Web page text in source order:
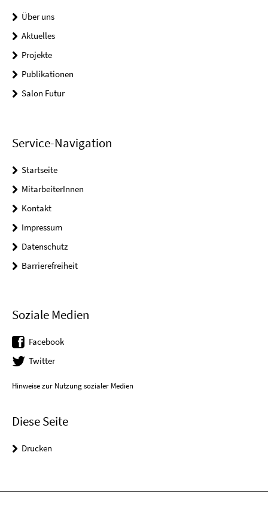
Über uns
Aktuelles
Projekte
Publikationen
Salon Futur
Service-Navigation
Startseite
MitarbeiterInnen
Kontakt
Impressum
Datenschutz
Barrierefreiheit
Soziale Medien
Facebook
Twitter
Hinweise zur Nutzung sozialer Medien
Diese Seite
Drucken